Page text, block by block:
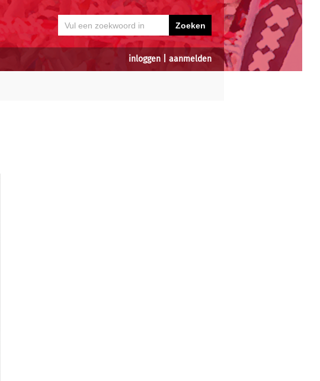
inloggen aanmelden